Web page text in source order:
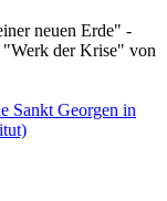
neuen Erde" -
"Werk der Krise" von
Sankt Georgen in